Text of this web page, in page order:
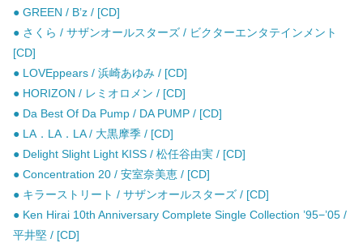
● GREEN / B’z / [CD]
● さくら / サザンオールスターズ / ビクターエンタテインメント
[CD]
● LOVEppears / 浜崎あゆみ / [CD]
● HORIZON / レミオロメン / [CD]
● Da Best Of Da Pump / DA PUMP / [CD]
● LA．LA．LA / 大黒摩季 / [CD]
● Delight Slight Light KISS / 松任谷由実 / [CD]
● Concentration 20 / 安室奈美恵 / [CD]
● キラーストリート / サザンオールスターズ / [CD]
● Ken Hirai 10th Anniversary Complete Single Collection ’95−’05 /
平井堅 / [CD]